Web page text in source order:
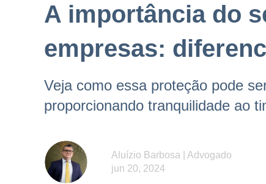
A importância do
empresas:
Veja como essa proteção pode
proporcionando tranquilidade ao
Aluízio Barbosa | Advogado
jun 20, 2024